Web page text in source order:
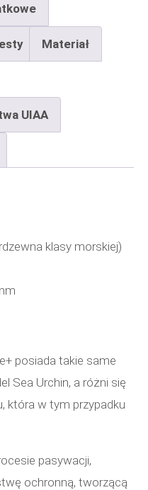
Materiał
UIAA
klasy morskiej)
posiada takie same
Sea Urchin, a różni się
która w tym przypadku
pasywacji,
ochronną, tworzącą